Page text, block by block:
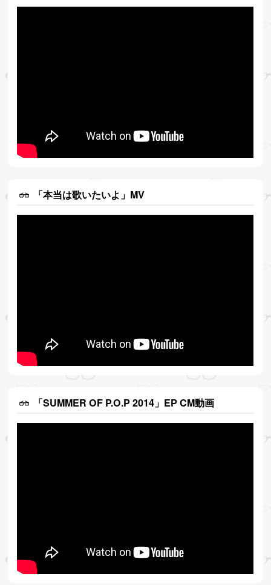
「本当は歌いたいよ」MV
「SUMMER OF P.O.P 2014」EP CM動画